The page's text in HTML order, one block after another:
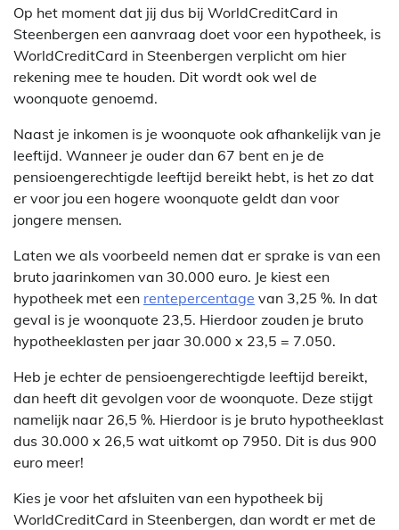
Op het moment dat jij dus bij WorldCreditCard in
Steenbergen een aanvraag doet voor een hypotheek, is
WorldCreditCard in Steenbergen verplicht om hier
rekening mee te houden. Dit wordt ook wel de
woonquote genoemd.
Naast je inkomen is je woonquote ook afhankelijk van je
leeftijd. Wanneer je ouder dan 67 bent en je de
pensioengerechtigde leeftijd bereikt hebt, is het zo dat
er voor jou een hogere woonquote geldt dan voor
jongere mensen.
Laten we als voorbeeld nemen dat er sprake is van een
bruto jaarinkomen van 30.000 euro. Je kiest een
hypotheek met een rentepercentage van 3,25 %. In dat
geval is je woonquote 23,5. Hierdoor zouden je bruto
hypotheeklasten per jaar 30.000 x 23,5 = 7.050.
Heb je echter de pensioengerechtigde leeftijd bereikt,
dan heeft dit gevolgen voor de woonquote. Deze stijgt
namelijk naar 26,5 %. Hierdoor is je bruto hypotheeklast
dus 30.000 x 26,5 wat uitkomt op 7950. Dit is dus 900
euro meer!
Kies je voor het afsluiten van een hypotheek bij
WorldCreditCard in Steenbergen, dan wordt er met de